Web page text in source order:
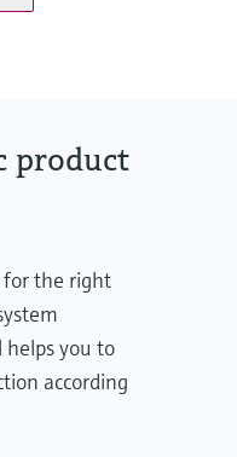
product
for the right
helps you to
according